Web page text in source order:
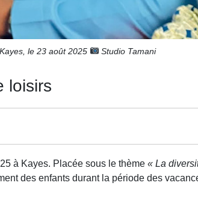
le 23 août 2025 Studio Tamani
loisirs
à Kayes. Placée sous le thème « La
des enfants durant la période des